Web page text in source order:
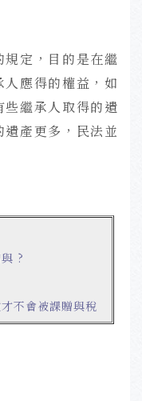
定，目的是在繼
應得的權益，如
繼承人取得的遺
產更多，民法並
?
不會被課贈與稅